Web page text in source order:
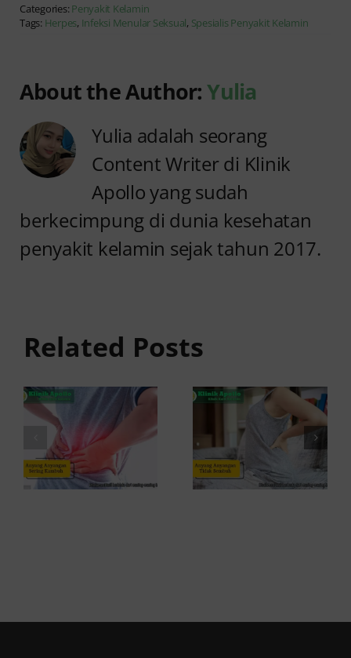
Categories: Penyakit Kelamin
Tags: Herpes, Infeksi Menular Seksual, Spesialis Penyakit Kelamin
About the Author:Yulia
Yulia adalah seorang
Content Writer di Klinik
Apollo yang sudah
berkecimpung di dunia kesehatan
penyakit kelamin sejak tahun 2017.
Related Posts
Penyebab
Sering
Kambuh
dan Cara
Atasinya
Anyang
Penyebab
dan
Solusinya